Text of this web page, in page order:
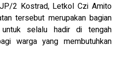
2 Kostrad, Letkol Czi Amito
tersebut merupakan bagian
selalu hadir di tengah
warga yang membutuhkan